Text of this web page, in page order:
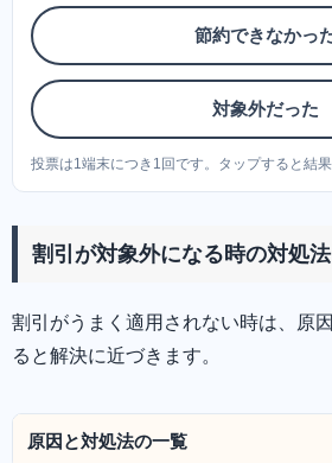
節約できなかっ
対象外だった
投票は1端末につき1回です。タップすると結果
割引が対象外になる時の対処法
割引がうまく適用されない時は、原
ると解決に近づきます。
原因と対処法の一覧